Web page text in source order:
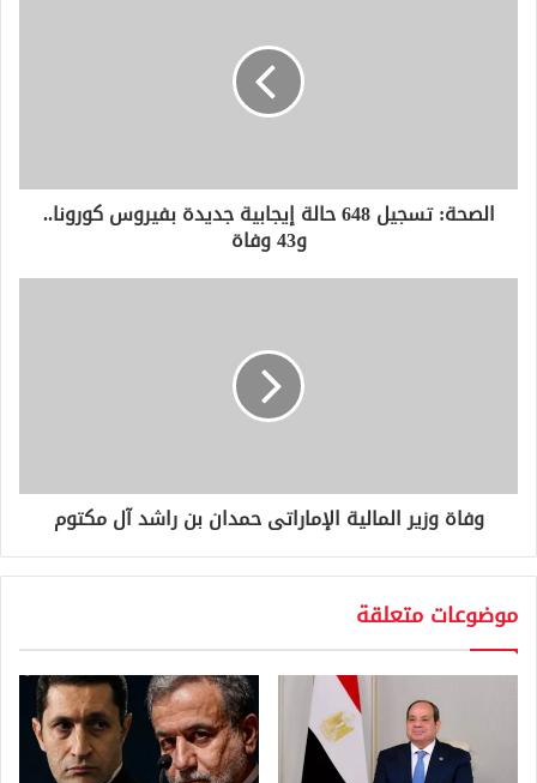
ر
الصحة: تسجيل 648 حالة إيجابية جديدة بفيروس كورونا..
و43 وفاة
وفاة وزير المالية الإماراتى حمدان بن راشد آل مكتوم
موضوعات متعلقة